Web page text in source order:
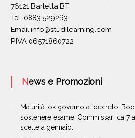
76121 Barletta BT
Tel. 0883 529263
Email info@studilearning.com
P.IVA 06571860722
News e Promozioni
Maturità, ok governo al decreto.
sostenere esame. Commissari da 7
scelte a gennaio.